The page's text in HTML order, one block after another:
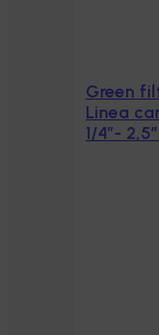
Aggiungi
Green
Linea
1/4″-